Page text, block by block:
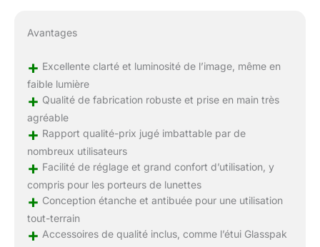
Avantages
+ Excellente clarté et luminosité de l’image, même en
faible lumière
+ Qualité de fabrication robuste et prise en main très
agréable
+ Rapport qualité-prix jugé imbattable par de
nombreux utilisateurs
+ Facilité de réglage et grand confort d’utilisation, y
compris pour les porteurs de lunettes
+ Conception étanche et antibuée pour une utilisation
tout-terrain
+ Accessoires de qualité inclus, comme l’étui Glasspak